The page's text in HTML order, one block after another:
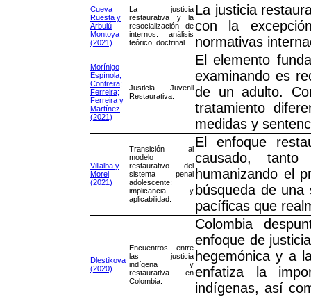
Cueva
Ruesta y
Arbulú
Montoya
(2021)
La justicia
restaurativa y la
resocialización de
internos: análisis
teórico, doctrinal.
La justicia
con la
normativas
Morínigo
Espínola;
Contrera;
Ferreira;
Ferreira y
Martínez
(2021)
Justicia Juvenil
Restaurativa.
El elemento
examinando es
de un adulto.
tratamiento
medidas y
Villalba y
Morel
(2021)
Transición al
modelo
restaurativo del
sistema penal
adolescente:
implicancia y
aplicabilidad.
El enfoque
causado,
humanizando el
búsqueda de una
pacíficas que
Dlestikova
(2020)
Encuentros entre
las justicia
indígena y
restaurativa en
Colombia.
Colombia
enfoque de
hegemónica y a
enfatiza la
indígenas, así